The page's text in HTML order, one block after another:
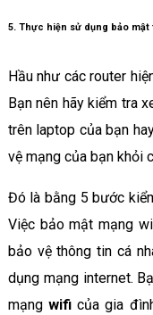
5. Thực hiện sử dụng bảo mật
Hầu như các router
Bạn nên hãy kiểm tra
trên laptop của bạn
vệ mạng của bạn khỏi
Đó là bằng 5 bước
Việc bảo mật mạng
bảo vệ thông tin cá
dụng mạng internet.
mạngwifi của gia